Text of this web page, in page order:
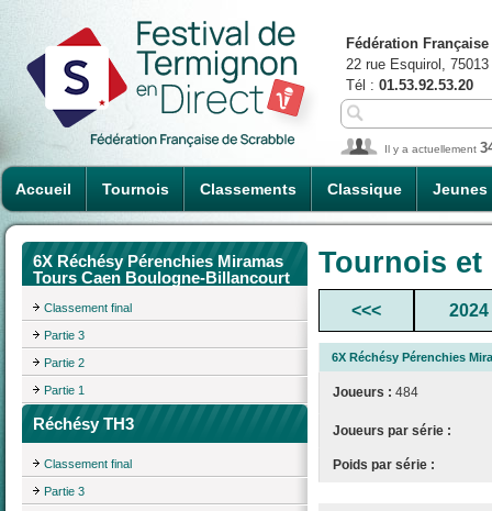
Accueil Tournois Classements Classique Jeunes
Fédération
22 rue Esquirol,
Tél : 01.53.92.53.20
Il y a actuellement
6X Réchésy Pérenchies Miramas
Tours Caen Boulogne-Billancourt
Classement final
Partie 3
Partie 2
Partie 1
Réchésy TH3
Classement final
Partie 3
Tournois
<<< 2024
6X Réchésy Pérenchies
Joueurs : 484
Joueurs par série :
Poids par série :